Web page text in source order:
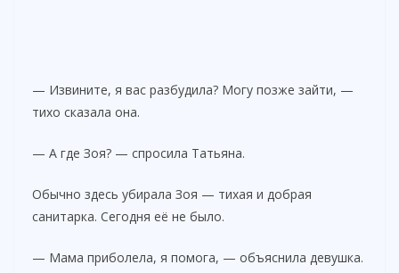
— Извините, я вас разбудила? Могу позже зайти, —
тихо сказала она.
— А где Зоя? — спросила Татьяна.
Обычно здесь убирала Зоя — тихая и добрая
санитарка. Сегодня её не было.
— Мама приболела, я помога, — объяснила девушка.